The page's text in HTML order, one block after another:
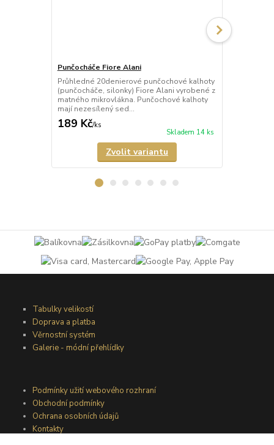
Punčocháče Fiore Alani
Průhledné 20denierové punčochové kalhoty
(punčocháče, silonky) Fiore Alani vyrobené z
matného mikrovlákna. Punčochové kalhoty
mají nezesílený sed...
189 Kč/ks
Skladem 14 ks
Zvolit variantu
Tabulky velikostí
Doprava a platba
Věrnostní systém
Galerie - módní přehlídky
Podmínky užití webového rozhraní
Obchodní podmínky
Ochrana osobních údajů
Kontakty